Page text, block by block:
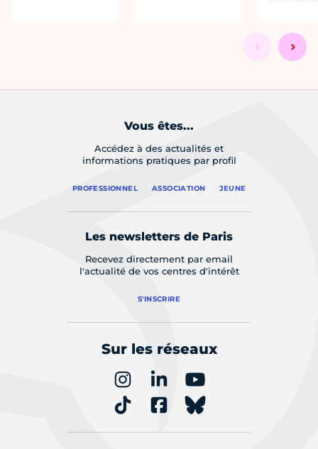
Vous êtes...
Accédez à des actualités et
informations pratiques par profil
PROFESSIONNEL ASSOCIATION JEUNE
Les newsletters de Paris
Recevez directement par email
l'actualité de vos centres d'intérêt
S'INSCRIRE
Sur les réseaux